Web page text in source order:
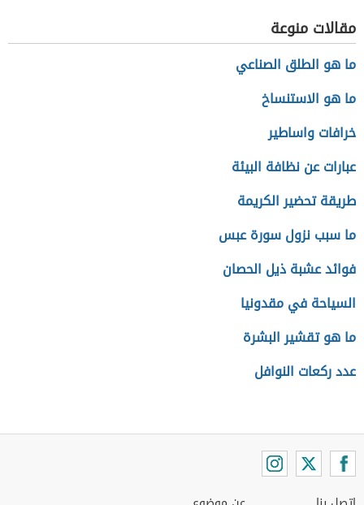
مقالات منوعة
ما هو الطلق الصناعي
ما هو الاستنساخ
خرافات واساطير
عبارات عن نظافة البيئة
طريقة تحضير الكريمة
ما سبب نزول سورة عبس
فوائد عشبة ذيل الحصان
السياحة في مقدونيا
ما هو تقشير البشرة
عدد ركعات النوافل